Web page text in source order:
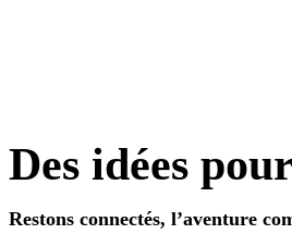
Des idées
Restons connectés, l’aventure